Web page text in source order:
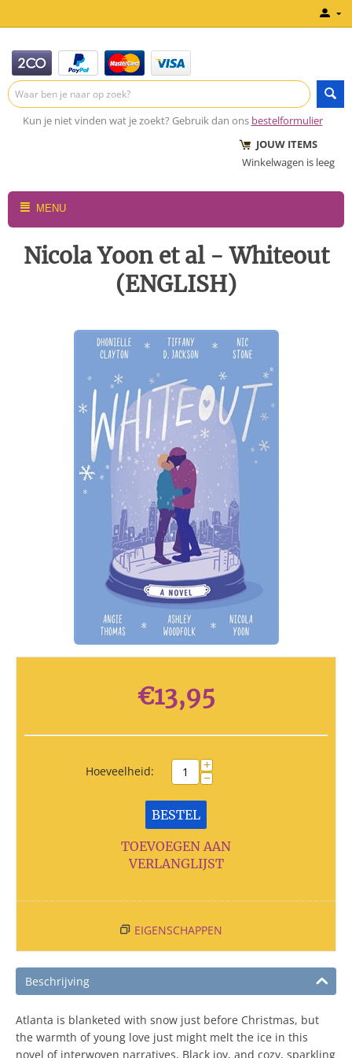
Kun je niet vinden wat je zoekt? Gebruik dan ons bestelformulier
JOUW ITEMS
Winkelwagen is leeg
MENU
Nicola Yoon et al - Whiteout
(ENGLISH)
€13,95
Hoeveelheid: +
−
BESTEL
TOEVOEGEN AAN
VERLANGLIJST
EIGENSCHAPPEN
Beschrijving
Atlanta is blanketed with snow just before Christmas, but
the warmth of young love just might melt the ice in this
novel of interwoven narratives, Black joy, and cozy, sparkling